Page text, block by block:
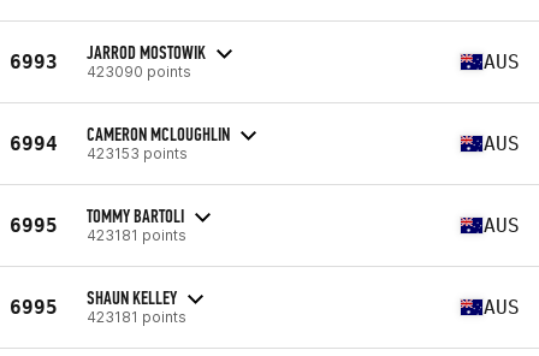
6993 JARROD MOSTOWIK
423090 points AUS
6994 CAMERON MCLOUGHLIN
423153 points AUS
6995 TOMMY BARTOLI
423181 points AUS
6995 SHAUN KELLEY
423181 points AUS